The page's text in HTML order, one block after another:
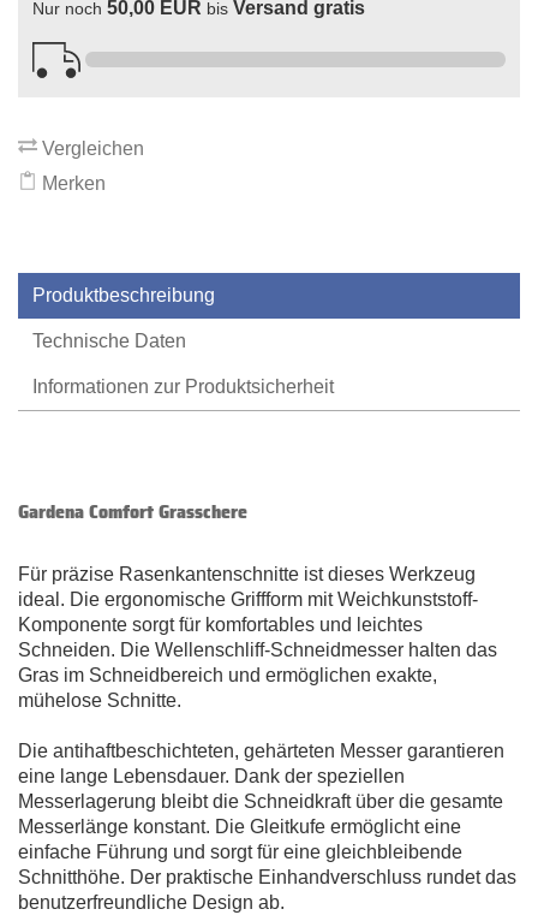
Nur noch 50,00 EUR bis Versand gratis
Vergleichen
Merken
Produktbeschreibung
Technische Daten
Informationen zur Produktsicherheit
Gardena Comfort Grasschere
Für präzise Rasenkantenschnitte ist dieses Werkzeug
ideal. Die ergonomische Griffform mit Weichkunststoff-
Komponente sorgt für komfortables und leichtes
Schneiden. Die Wellenschliff-Schneidmesser halten das
Gras im Schneidbereich und ermöglichen exakte,
mühelose Schnitte.
Die antihaftbeschichteten, gehärteten Messer garantieren
eine lange Lebensdauer. Dank der speziellen
Messerlagerung bleibt die Schneidkraft über die gesamte
Messerlänge konstant. Die Gleitkufe ermöglicht eine
einfache Führung und sorgt für eine gleichbleibende
Schnitthöhe. Der praktische Einhandverschluss rundet das
benutzerfreundliche Design ab.